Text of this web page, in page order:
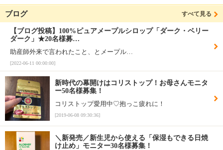
ブログ すべて見る
【ブログ投稿】100%ピュアメープルシロップ「ダーク・ベリー
ダーク」★20名様募…
助産師外来で言われたこと、とメープル…
[2022-06-11 00:00:00]
新時代の幕開けはコリストップ！お母さんモニタ
ー50名様募集！
コリストップ愛用中♡抱っこ疲れに！
[2019-06-08 09:30:36]
＼新発売／新生児から使える「保湿もできる日焼
け止め」モニター30名様募集！